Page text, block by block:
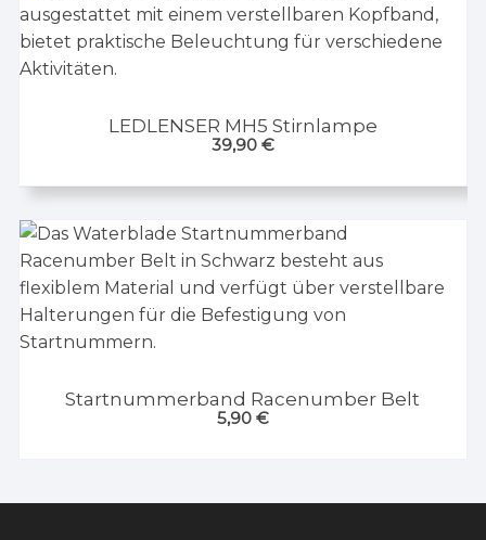
LEDLENSER MH5 Stirnlampe
39,90 €
Startnummerband Racenumber Belt
5,90 €